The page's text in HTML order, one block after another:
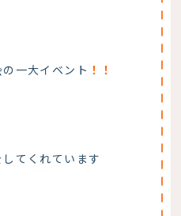
一大イベント ！！
てくれています